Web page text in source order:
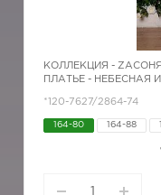
КОЛЛЕКЦИЯ - ZAСОНЯ
ПЛАТЬЕ - НЕБЕСНАЯ
*120-7627/2864-74
164-80 164-88